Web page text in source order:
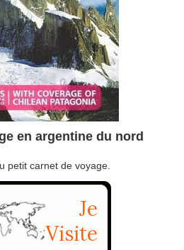
en argentine du nord
petit carnet de voyage.